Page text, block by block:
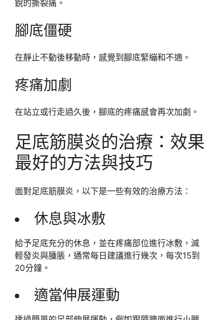
銳的撕裂痛。
腳底僵硬
在靜止不動後移動時，感覺到腳底緊繃和不適。
疼痛加劇
在站立或行走過久後，腳底的疼痛感會再次加劇。
足底筋膜炎的治療：效果
最好的方法與技巧
面對足底筋膜炎，以下是一些有效的治療方法：
休息與冰敷
給予足底充分的休息，並在疼痛部位進行冰敷，減
輕發炎與腫脹，通常每日建議進行幾次，每次15到
20分鐘。
適當伸展運動